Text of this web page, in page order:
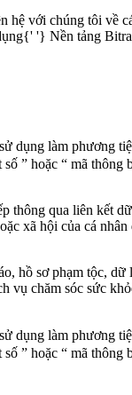
hệ với chúng tôi về
'} Nền tảng
dụng làm phương
số ” hoặc “ mã thông
thông qua liên kết
xã hội của cá
hồ sơ phạm tộc,
vụ chăm sóc sức
dụng làm phương
số ” hoặc “ mã thông